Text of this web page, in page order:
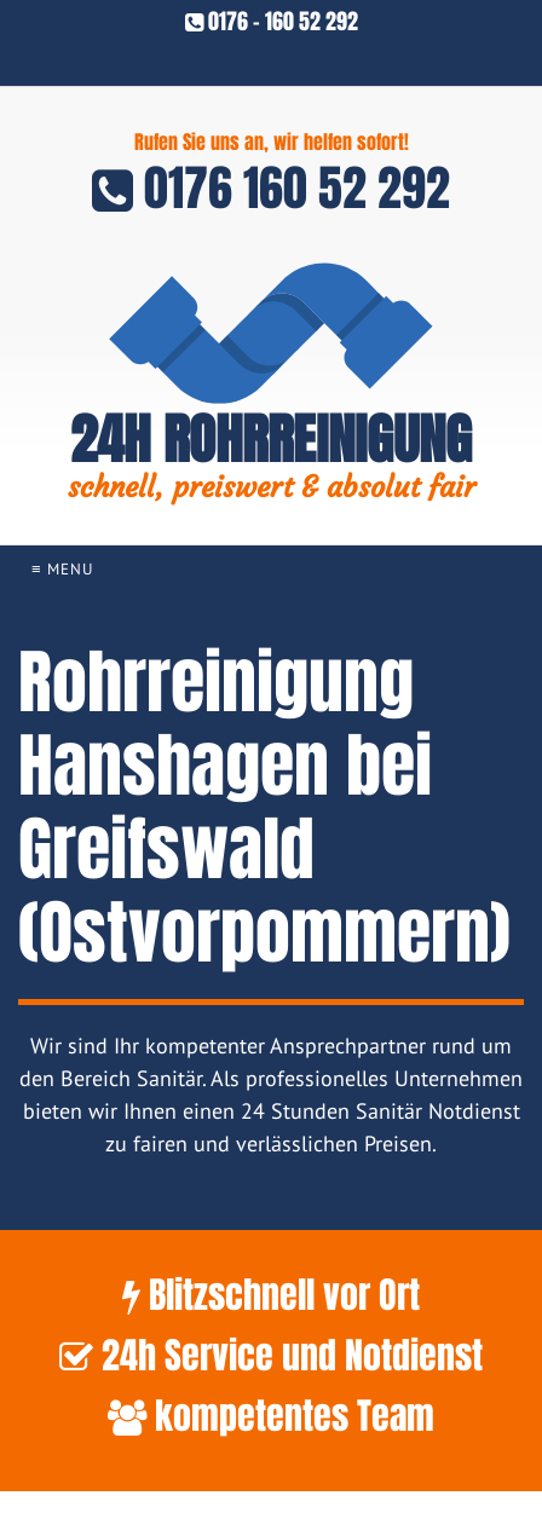
0176 - 160 52 292
Rufen Sie uns an, wir helfen sofort!
0176 160 52 292
24H ROHRREINIGUNG
schnell, preiswert & absolut fair
≡ MENU
Rohrreinigung
Hanshagen bei
Greifswald
(Ostvorpommern)
Wir sind Ihr kompetenter Ansprechpartner rund um
den Bereich Sanitär. Als professionelles Unternehmen
bieten wir Ihnen einen 24 Stunden Sanitär Notdienst
zu fairen und verlässlichen Preisen.
Blitzschnell vor Ort
24h Service und Notdienst
kompetentes Team